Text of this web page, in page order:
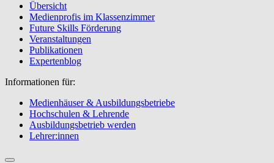
Übersicht
Medienprofis im Klassenzimmer
Future Skills Förderung
Veranstaltungen
Publikationen
Expertenblog
Informationen für:
Medienhäuser & Ausbildungsbetriebe
Hochschulen & Lehrende
Ausbildungsbetrieb werden
Lehrer:innen